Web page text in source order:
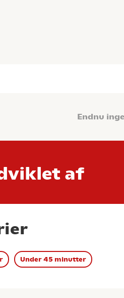
Endnu
af
Under 45 minutter